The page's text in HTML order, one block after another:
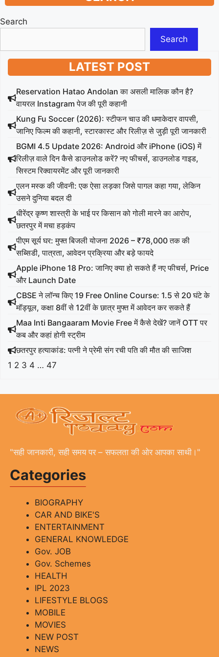
Search
Search
LATEST POST
Reservation Hatao Andolan का असली मालिक कौन है?
वायरल Instagram पेज की पूरी कहानी
Kung Fu Soccer (2026): स्टीफन चाउ की धमाकेदार वापसी,
जानिए फिल्म की कहानी, स्टारकास्ट और रिलीज़ से जुड़ी पूरी जानकारी
BGMI 4.5 Update 2026: Android और iPhone (iOS) में
रिलीज़ वाले दिन कैसे डाउनलोड करें? नए फीचर्स, डाउनलोड गाइड,
सिस्टम रिक्वायरमेंट और पूरी जानकारी
एलन मस्क की जीवनी: एक ऐसा लड़का जिसे पागल कहा गया, लेकिन
उसने दुनिया बदल दी
धीरेंद्र कृष्ण शास्त्री के भाई पर किसान को गोली मारने का आरोप,
छतरपुर में मचा हड़कंप
पीएम सूर्य घर: मुफ्त बिजली योजना 2026 – ₹78,000 तक की
सब्सिडी, पात्रता, आवेदन प्रक्रिया और बड़े फायदे
Apple iPhone 18 Pro: जानिए क्या हो सकते हैं नए फीचर्स, Price
और Launch Date
CBSE ने लॉन्च किए 19 Free Online Course: 1.5 से 20 घंटे के
मॉड्यूल, कक्षा 8वीं से 12वीं के छात्र मुफ्त में आवेदन कर सकते हैं
Maa Inti Bangaaram Movie Free में कैसे देखें? जानें OTT पर
कब और कहां होगी स्ट्रीम
छतरपुर हत्याकांड: पत्नी ने प्रेमी संग रची पति की मौत की साजिश
1 2 3 4 … 47
"सही जानकारी, सही समय पर – सफलता की ओर आपका साथी।"
Categories
BIOGRAPHY
CAR AND BIKE'S
ENTERTAINMENT
GENERAL KNOWLEDGE
Gov. JOB
Gov. Schemes
HEALTH
IPL 2023
LIFESTYLE BLOGS
MOBILE
MOVIES
NEW POST
NEWS